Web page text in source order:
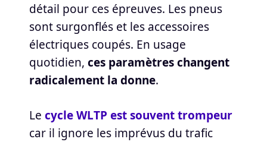
détail pour ces épreuves. Les pneus
sont surgonflés et les accessoires
électriques coupés. En usage
quotidien, ces paramètres changent
radicalement la donne.
Le cycle WLTP est souvent trompeur
car il ignore les imprévus du trafic